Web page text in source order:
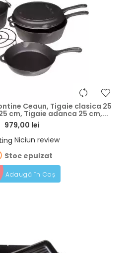
Ceaun, Tigaie clasica 25
cm, Tigaie adanca 25 cm,...
979,00 lei
Niciun review
Stoc epuizat
Adaugă în Coș